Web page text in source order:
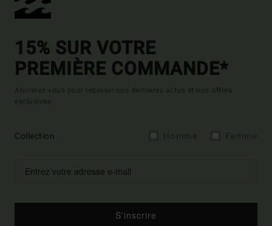
15% SUR VOTRE
PREMIÈRE COMMANDE*
Abonnez-vous pour recevoir nos dernières actus et nos offres
exclusives.
Collection
S'inscrire